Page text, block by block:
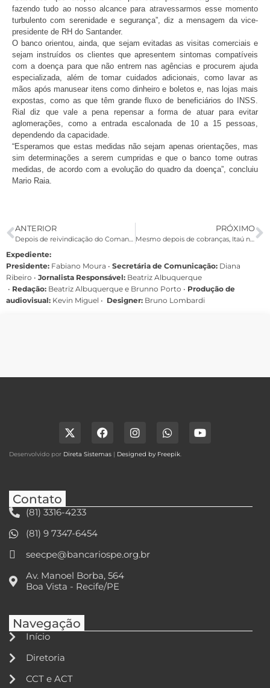
fazendo tudo ao nosso alcance para atravessarmos esse momento
turbulento com serenidade e segurança”, diz a mensagem da vice-
presidente de RH do Santander.
O banco orientou, ainda, que sejam evitadas as visitas comerciais e
sejam instruídos os clientes que apresentem sintomas compatíveis
com a doença para que não entrem nas agências e procurem ajuda
especializada, além de tomar cuidados adicionais, como lavar as
mãos após manusear itens como dinheiro e boletos e, nas lojas mais
expostas, como as que têm grande fluxo de beneficiários do INSS.
Rial diz que vale a pena repensar a forma de atuar para evitar
aglomerações, como a entrada escalonada de 10 a 15 pessoas,
dependendo da capacidade.
“Esperamos que estas medidas não sejam apenas orientações, mas
sim determinações a serem cumpridas e que o banco tome outras
medidas, de acordo com a evolução do quadro da doença”, concluiu
Mario Raia.
ANTERIOR
Depois de reivindicação do Comando Nacional, Bradesco anuncia medidas contra Coronavírus
PRÓXIMO
Mesmo depois de cobranças, Itaú não divulga medidas preventivas quanto ao coronavírus
Expediente:
Presidente: Fabiano Moura • Secretária de Comunicação: Diana
Ribeiro • Jornalista Responsável: Beatriz Albuquerque
• Redação: Beatriz Albuquerque e Brunno Porto • Produção de
audiovisual: Kevin Miguel • Designer: Bruno Lombardi
Desenvolvido por Direta Sistemas | Designed by Freepik.
Contato
(81) 3316-4233
(81) 9 7347-6454
seecpe@bancariospe.org.br
Av. Manoel Borba, 564
Boa Vista - Recife/PE
Navegação
Início
Diretoria
CCT e ACT